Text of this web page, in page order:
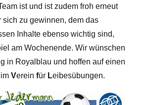
ist und ist zudem froh erneut
sich zu gewinnen, dem das
Inhalte ebenso wichtig sind,
am Wochenende. Wir wünschen
in Royalblau und hoffen auf einen
Verein für Leibesübungen.